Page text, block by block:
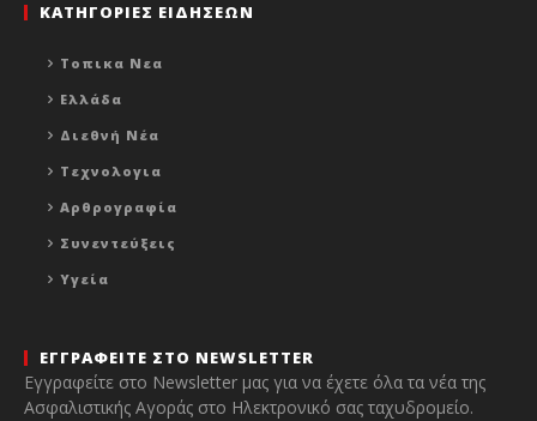
ΚΑΤΗΓΟΡΙΕΣ ΕΙΔΗΣΕΩΝ
Τοπικα Νεα
Ελλάδα
Διεθνή Νέα
Τεχνολογια
Αρθρογραφία
Συνεντεύξεις
Υγεία
ΕΓΓΡΑΦΕΙΤΕ ΣΤΟ NEWSLETTER
Εγγραφείτε στο Newsletter μας για να έχετε όλα τα νέα της
Ασφαλιστικής Αγοράς στο Ηλεκτρονικό σας ταχυδρομείο.